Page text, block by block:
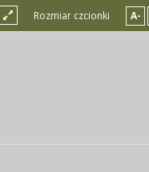
Rozmiar czcionki A-